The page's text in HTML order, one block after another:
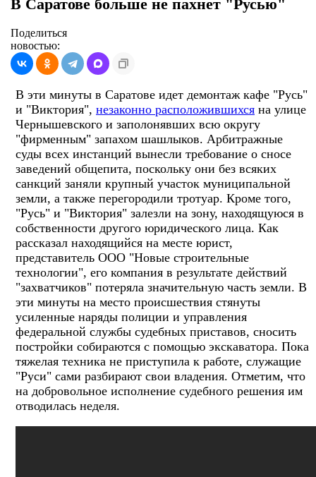
В Саратове больше не пахнет "Русью"
Поделиться
новостью:
В эти минуты в Саратове идет демонтаж кафе "Русь"
и "Виктория", незаконно расположившихся на улице
Чернышевского и заполонявших всю округу
"фирменным" запахом шашлыков. Арбитражные
суды всех инстанций вынесли требование о сносе
заведений общепита, поскольку они без всяких
санкций заняли крупный участок муниципальной
земли, а также перегородили тротуар. Кроме того,
"Русь" и "Виктория" залезли на зону, находящуюся в
собственности другого юридического лица. Как
рассказал находящийся на месте юрист,
представитель ООО "Новые строительные
технологии", его компания в результате действий
"захватчиков" потеряла значительную часть земли. В
эти минуты на место происшествия стянуты
усиленные наряды полиции и управления
федеральной службы судебных приставов, сносить
постройки собираются с помощью экскаватора. Пока
тяжелая техника не приступила к работе, служащие
"Руси" сами разбирают свои владения. Отметим, что
на добровольное исполнение судебного решения им
отводилась неделя.